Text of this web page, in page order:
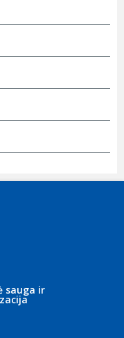
sauga ir